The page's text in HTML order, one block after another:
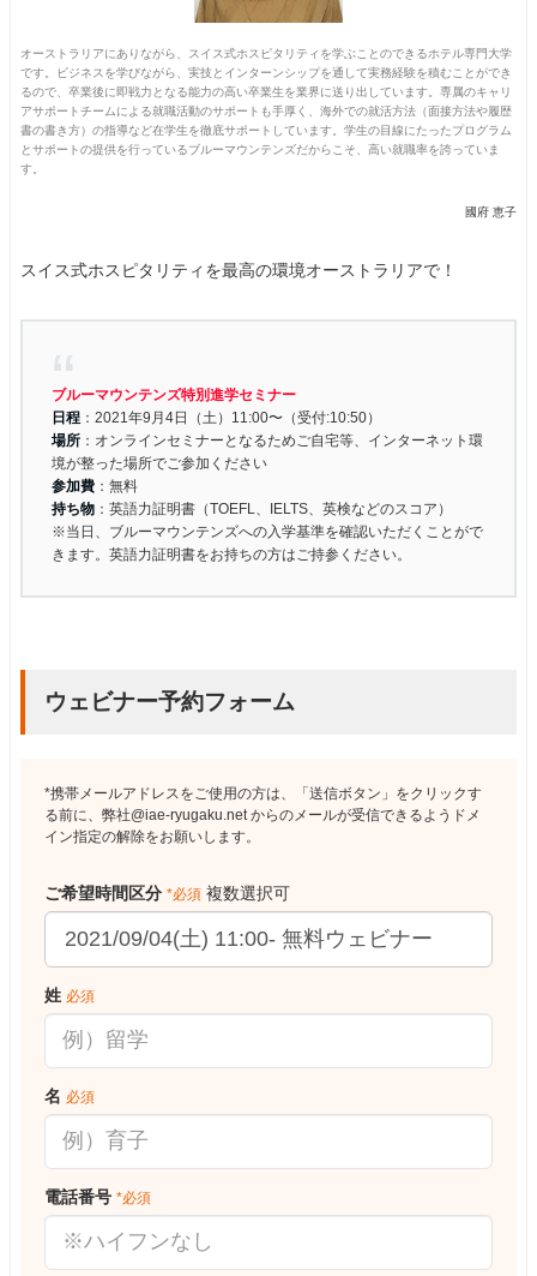
オーストラリアにありながら、スイス式ホスピタリティを学ぶことのできるホテル専門大学
です。ビジネスを学びながら、実技とインターンシップを通して実務経験を積むことができ
るので、卒業後に即戦力となる能力の高い卒業生を業界に送り出しています。専属のキャリ
アサポートチームによる就職活動のサポートも手厚く、海外での就活方法（面接方法や履歴
書の書き方）の指導など在学生を徹底サポートしています。学生の目線にたったプログラム
とサポートの提供を行っているブルーマウンテンズだからこそ、高い就職率を誇っていま
す。
國府 恵子
スイス式ホスピタリティを最高の環境オーストラリアで！
ブルーマウンテンズ特別進学セミナー
日程 ：2021年9月4日（土）11:00〜（受付:10:50）
場所 ：オンラインセミナーとなるためご自宅等、インターネット環
境が整った場所でご参加ください
参加費 ：無料
持ち物 ：英語力証明書（TOEFL、IELTS、英検などのスコア）
※当日、ブルーマウンテンズへの入学基準を確認いただくことがで
きます。英語力証明書をお持ちの方はご持参ください。
ウェビナー予約フォーム
*携帯メールアドレスをご使用の方は、「送信ボタン」をクリックす
る前に、弊社@iae-ryugaku.net からのメールが受信できるようドメ
イン指定の解除をお願いします。
ご希望時間区分 *必須 複数選択可
姓 必須
名 必須
電話番号 *必須